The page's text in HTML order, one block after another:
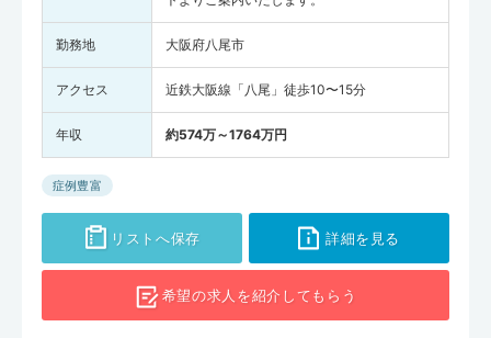
勤務地 大阪府八尾市
アクセス 近鉄大阪線「八尾」徒歩10〜15分
年収 約574万～1764万円
症例豊富
リストへ保存 詳細を見る
希望の求人を紹介してもらう